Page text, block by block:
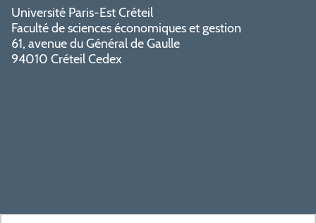
Université Paris-Est Créteil
Faculté de sciences économiques et gestion
61, avenue du Général de Gaulle
94010 Créteil Cedex